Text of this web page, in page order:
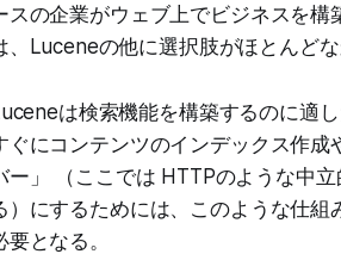
スの企業がウェブ上でビジネスを
、Luceneの他に選択肢がほとんどな
は検索機能を構築するのに適
ぐにコンテンツのインデックス作
ー」 （ここでは HTTPのような中
）にするためには、このような仕
要となる。